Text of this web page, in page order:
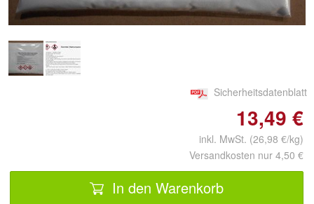
Sicherheitsdatenblatt
13,49 €
inkl. MwSt. (26,98 €/kg)
Versandkosten nur 4,50 €
In den Warenkorb